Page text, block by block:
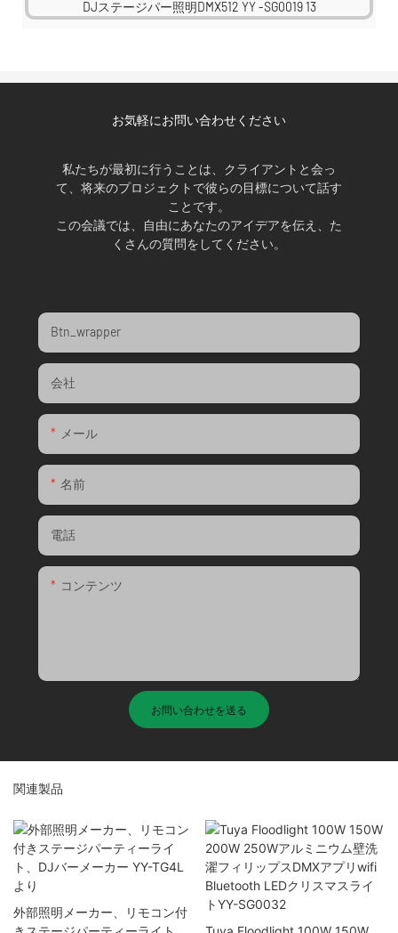
お気軽にお問い合わせください
私たちが最初に行うことは、クライアントと会っ
て、将来のプロジェクトで彼らの目標について話す
ことです。
この会議では、自由にあなたのアイデアを伝え、た
くさんの質問をしてください。
Btn_wrapper
会社
メール
名前
電話
コンテンツ
お問い合わせを送る
関連製品
外部照明メーカー、リモコン付